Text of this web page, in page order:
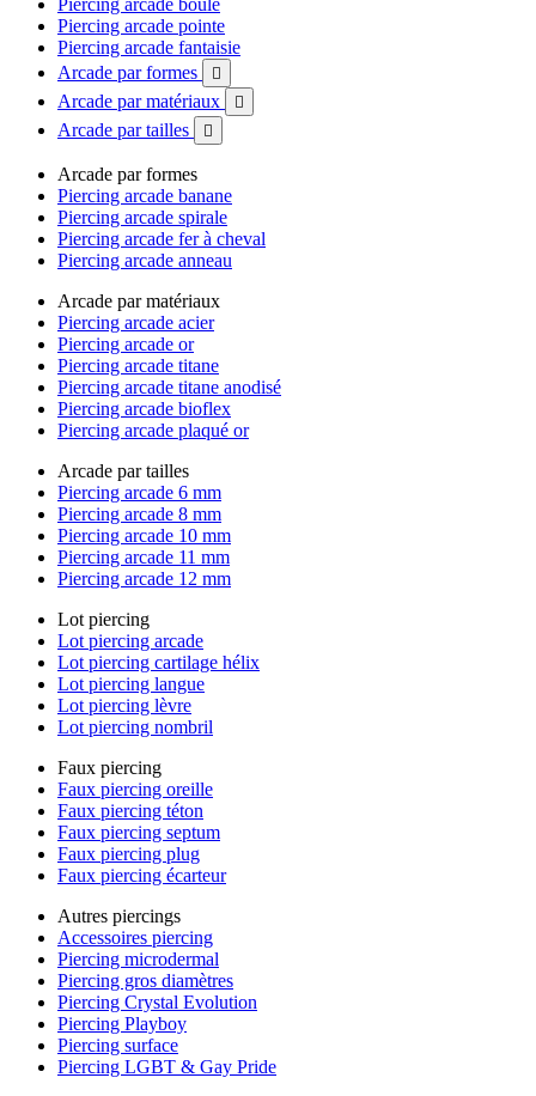
Piercing arcade boule
Piercing arcade pointe
Piercing arcade fantaisie
Arcade par formes

Arcade par matériaux 
Arcade par tailles 
Arcade par formes
Piercing arcade banane
Piercing arcade spirale
Piercing arcade fer à cheval
Piercing arcade anneau
Arcade par matériaux
Piercing arcade acier
Piercing arcade or
Piercing arcade titane
Piercing arcade titane anodisé
Piercing arcade bioflex
Piercing arcade plaqué or
Arcade par tailles
Piercing arcade 6 mm
Piercing arcade 8 mm
Piercing arcade 10 mm
Piercing arcade 11 mm
Piercing arcade 12 mm
Lot piercing
Lot piercing arcade
Lot piercing cartilage hélix
Lot piercing langue
Lot piercing lèvre
Lot piercing nombril
Faux piercing
Faux piercing oreille
Faux piercing téton
Faux piercing septum
Faux piercing plug
Faux piercing écarteur
Autres piercings
Accessoires piercing
Piercing microdermal
Piercing gros diamètres
Piercing Crystal Evolution
Piercing Playboy
Piercing surface
Piercing LGBT & Gay Pride